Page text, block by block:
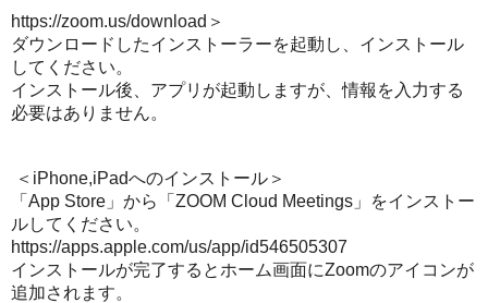
https://zoom.us/download ＞
ダウンロードしたインストーラーを起動し、インストール
してください。
インストール後、アプリが起動しますが、情報を入力する
必要はありません。
＜ iPhone,iPadへのインストール ＞
「App Store」から「ZOOM Cloud Meetings」をインストー
ルしてください。
https://apps.apple.com/us/app/id546505307
インストールが完了するとホーム画面にZoomのアイコンが
追加されます。